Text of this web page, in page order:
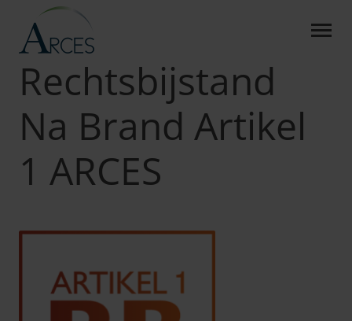
Skip to Main Content
RECHTSBIJSTAND NA
Arces Producten
Rechtsbijstand
Na Brand Artikel
1 ARCES